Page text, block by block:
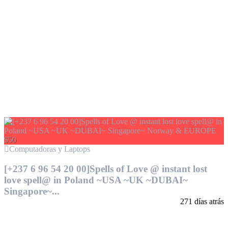
$50
Computadoras y Laptops
[+237 6 96 54 20 00]Spells of Love @ instant lost
love spell@ in Poland ~USA ~UK ~DUBAI~
Singapore~...
271 días atrás